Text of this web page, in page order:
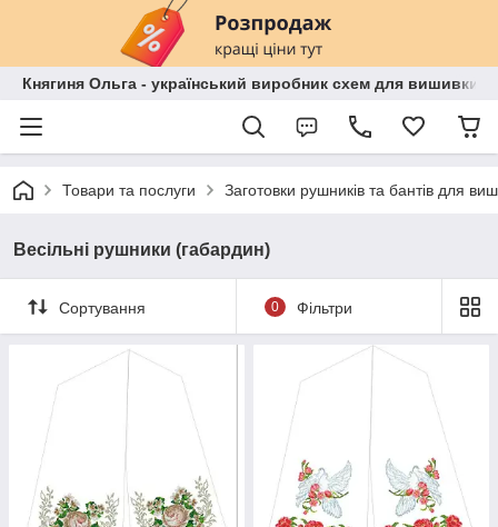
Княгиня Ольга - український виробник схем для вишивки
Товари та послуги Заготовки рушників та бантів для
Весільні рушники (габардин)
Сортування 0 Фільтри